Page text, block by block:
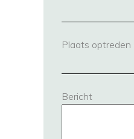
Plaats optreden
Bericht